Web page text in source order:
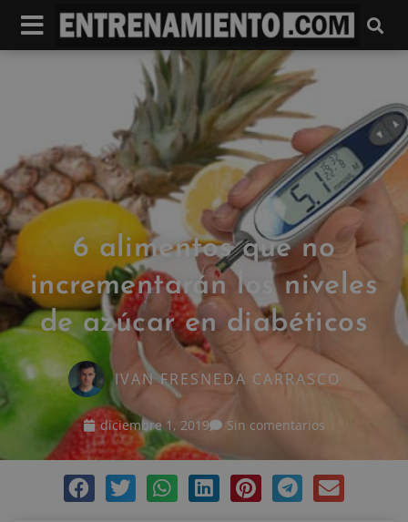
6 alimentos que no
incrementarán los niveles
de azúcar en diabéticos
IVAN FRESNEDA CARRASCO
diciembre 1, 2019 Sin comentarios